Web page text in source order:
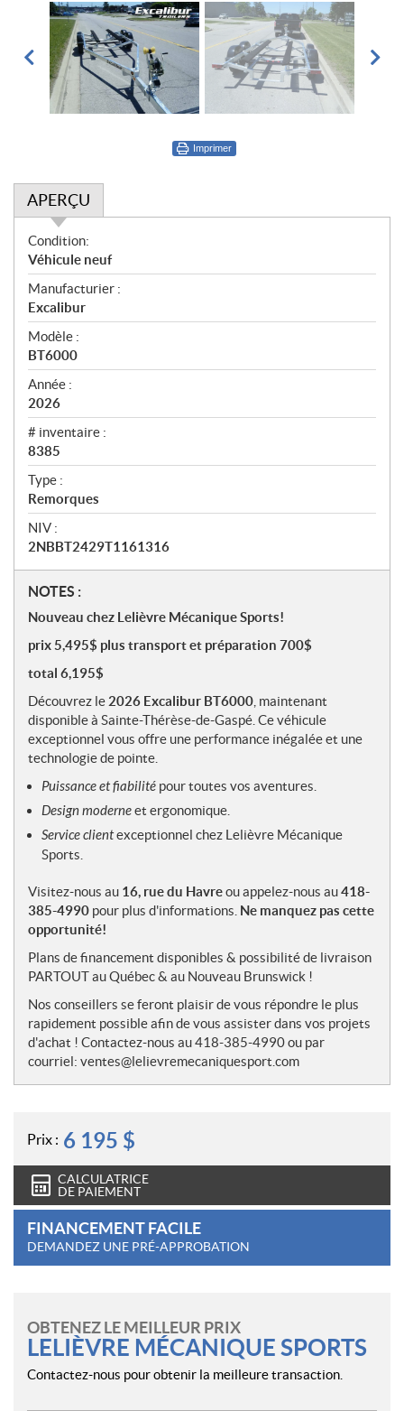
Imprimer
APERÇU
A
p
e
r
ç
u
Condition:
Véhicule neuf
Manufacturier :
Excalibur
Modèle :
BT6000
Année :
2026
# inventaire :
8385
Type :
Remorques
NIV :
2NBBT2429T1161316
N
o
e
s
NOTES :
Nouveau chez Lelièvre Mécanique Sports!
prix 5,495$ plus transport et préparation 700$
total 6,195$
Découvrez le 2026 Excalibur BT6000 , maintenant
disponible à Sainte-Thérèse-de-Gaspé. Ce véhicule
exceptionnel vous offre une performance inégalée et une
technologie de pointe.
Puissance et fiabilité pour toutes vos aventures.
Design moderneet ergonomique.
Service clientexceptionnel chez Lelièvre Mécanique
Sports.
Visitez-nous au 16, rue du Havreou appelez-nous au418-
385-4990 pour plus d'informations. Ne manquez pas cette
opportunité!
Plans de financement disponibles & possibilité de livraison
PARTOUT au Québec & au Nouveau Brunswick !
Nos conseillers se feront plaisir de vous répondre le plus
rapidement possible afin de vous assister dans vos projets
d'achat ! Contactez-nous au 418-385-4990 ou par
courriel: ventes@lelievremecaniquesport.com
Prix : 6 195 $
CALCULATRICE
DE PAIEMENT
FINANCEMENT FACILE
DEMANDEZ UNE PRÉ-APPROBATION
OBTENEZ LE MEILLEUR PRIX
LELIÈVRE MÉCANIQUE SPORTS
Contactez-nous pour obtenir la meilleure transaction.